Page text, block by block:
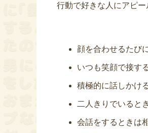
行動で好きな人にアピー
顔を合わせるたび
いつも笑顔で接す
積極的に話しかけ
二人きりでいると
会話をするときは